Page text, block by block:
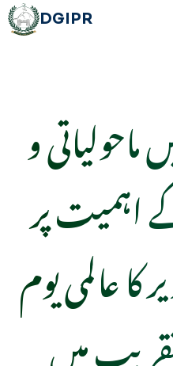
DGIPR
ماحولیاتی و
اہمیت پر
عالمی یوم
میں